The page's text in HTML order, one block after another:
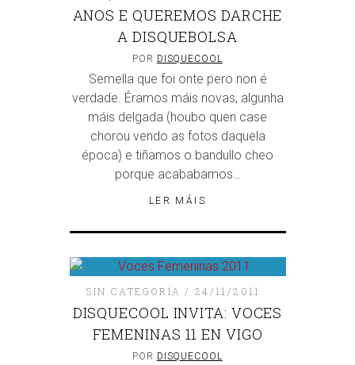
ANOS E QUEREMOS DARCHE
A DISQUEBOLSA
POR DISQUECOOL
Semella que foi onte pero non é
verdade. Éramos máis novas, algunha
máis delgada (houbo quen case
chorou vendo as fotos daquela
época) e tiñamos o bandullo cheo
porque acababamos…
LER MÁIS
SIN CATEGORÍA 24/11/2011
DISQUECOOL INVITA: VOCES
FEMENINAS 11 EN VIGO
POR DISQUECOOL